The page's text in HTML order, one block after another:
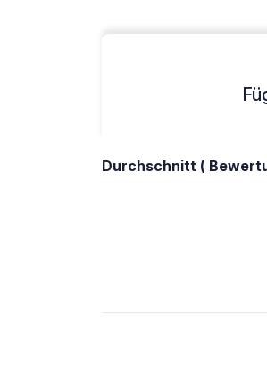
Durchschnitt (